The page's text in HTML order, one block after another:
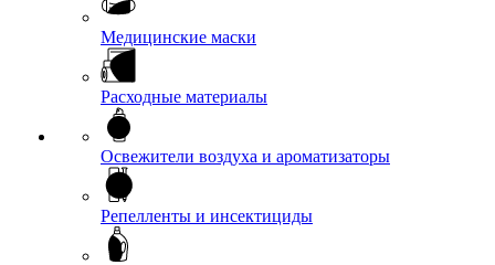
Медицинские маски
Расходные материалы
Освежители воздуха и ароматизаторы
Репелленты и инсектициды